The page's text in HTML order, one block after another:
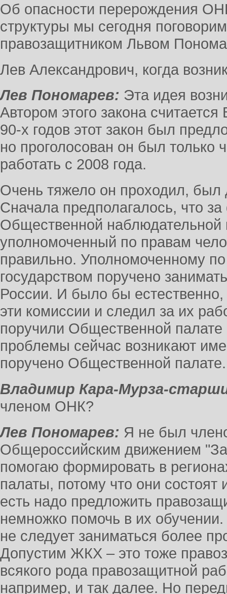
Об опасности перерождения
структуры мы сегодня
правозащитником Львом
Лев Александрович, когда
Лев Пономарев: Эта идея
Автором этого закона
90-х годов этот закон был
но проголосован он был только
работать с 2008 года.
Очень тяжело он проходил, был
Сначала предполагалось, что
Общественной наблюдательной
уполномоченный по правам
правильно. Уполномоченному
государством поручено
России. И было бы
эти комиссии и следил за их
поручили Общественной
проблемы сейчас возникают
поручено Общественной палате.
Владимир Кара-Мурза-
членом ОНК?
Лев Пономарев: Я не был
Общероссийским движением
помогаю формировать в
палаты, потому что они состоят
есть надо предложить
немножко помочь в их
не следует заниматься более
Допустим ЖКХ – это тоже
всякого рода правозащитной
например, и так далее. Но